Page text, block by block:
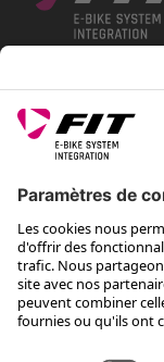
*Prix de vente